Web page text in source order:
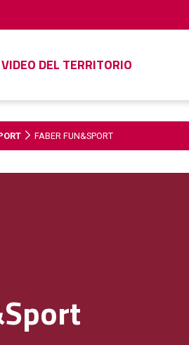
DEL TERRITORIO
FABER FUN&SPORT